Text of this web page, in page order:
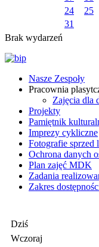
24
25
31
Brak wydarzeń
Nasze Zespoły
Pracownia
Zajęcia dla
Projekty
Pamiętnik
Imprezy cykliczne
Fotografie sprzed
Ochrona danych
Plan zajęć MDK
Zadania
Zakres
Dziś
Wczoraj